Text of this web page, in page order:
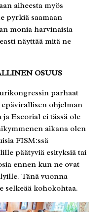
aiheesta myös
pyrkiä saamaan
monia harvinaisia
näyttää mitä ne
OSUUS
parhaat
epävirallisen ohjelman
Escorial ei tässä ole
aikana olen
FISM:ssä
päätyviä esityksiä tai
ennen kun ne ovat
Tänä vuonna
selkeää kohokohtaa.